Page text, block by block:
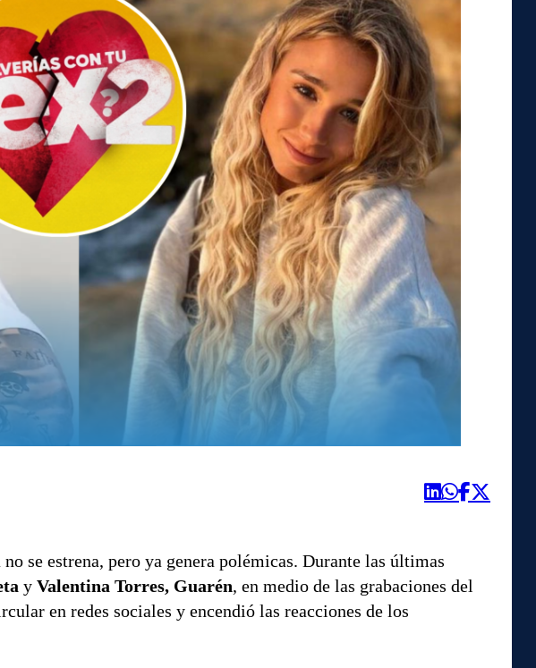
se estrena, pero ya genera polémicas. Durante las últimas
y Valentina Torres, Guarén, en medio de las grabaciones del
en redes sociales y encendió las reacciones de los